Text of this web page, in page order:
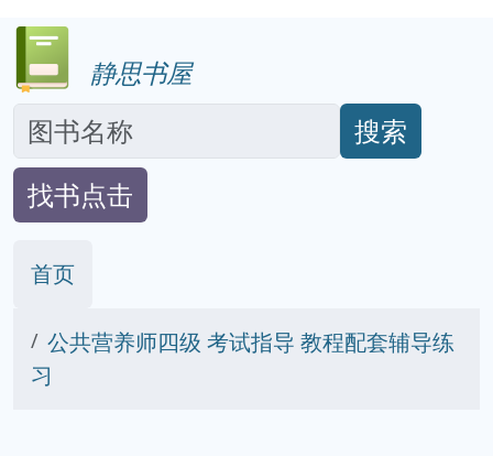
静思书屋
搜索
找书点击
首页
公共营养师四级 考试指导 教程配套辅导练
习